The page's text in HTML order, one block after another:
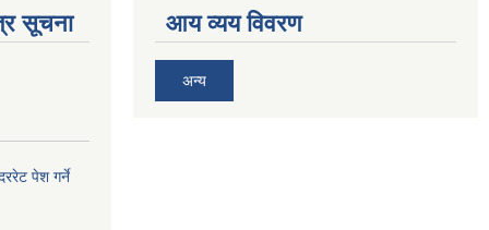
सूचना
पेश गर्ने
आय व्यय विवरण
अन्य